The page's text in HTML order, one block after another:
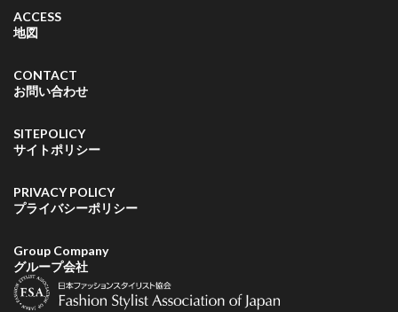
ACCESS
地図
CONTACT
お問い合わせ
SITEPOLICY
サイトポリシー
PRIVACY POLICY
プライバシーポリシー
Group Company
グループ会社